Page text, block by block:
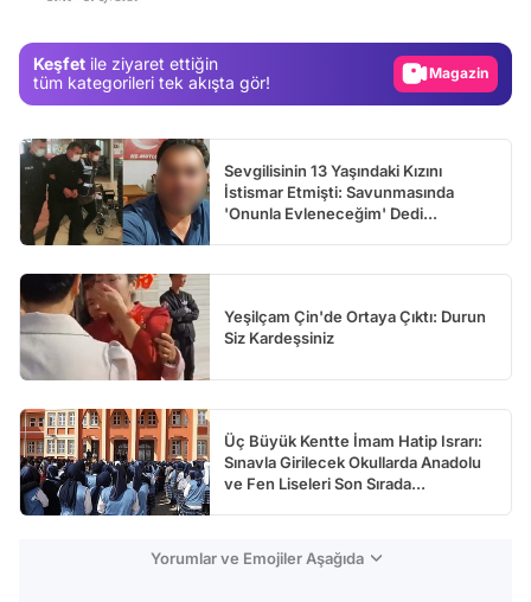
Keşfet ile ziyaret ettiğin
tüm kategorileri tek akışta gör!
Magazin
Sevgilisinin 13 Yaşındaki Kızını
İstismar Etmişti: Savunmasında
'Onunla Evleneceğim' Dedi...
Yeşilçam Çin'de Ortaya Çıktı: Durun
Siz Kardeşsiniz
Üç Büyük Kentte İmam Hatip Israrı:
Sınavla Girilecek Okullarda Anadolu
ve Fen Liseleri Son Sırada...
Yorumlar ve Emojiler Aşağıda